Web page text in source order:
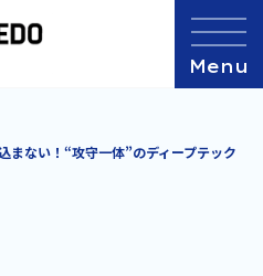
まない！“攻守一体”のディープテック